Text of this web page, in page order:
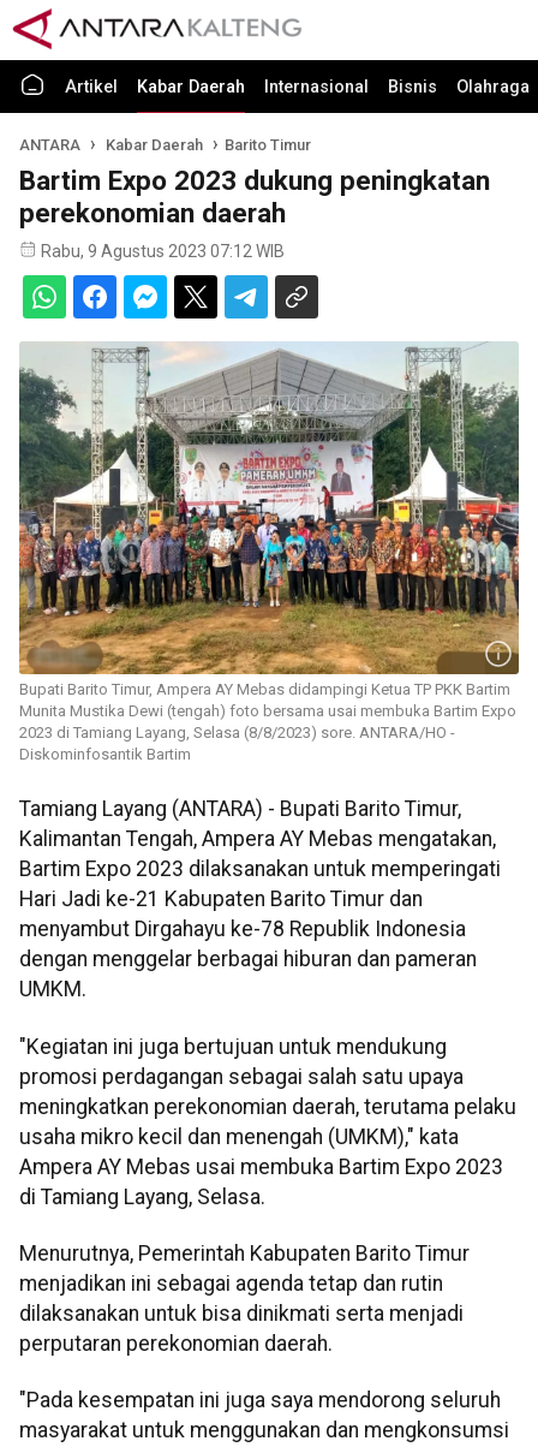
Artikel Kabar Daerah Internasional Bisnis Olahraga
ANTARA Kabar Daerah Barito Timur
Bartim Expo 2023 dukung peningkatan
perekonomian daerah
Rabu, 9 Agustus 2023 07:12 WIB
Bupati Barito Timur, Ampera AY Mebas didampingi Ketua TP PKK Bartim
Munita Mustika Dewi (tengah) foto bersama usai membuka Bartim Expo
2023 di Tamiang Layang, Selasa (8/8/2023) sore. ANTARA/HO -
Diskominfosantik Bartim
Tamiang Layang (ANTARA) - Bupati Barito Timur,
Kalimantan Tengah, Ampera AY Mebas mengatakan,
Bartim Expo 2023 dilaksanakan untuk memperingati
Hari Jadi ke-21 Kabupaten Barito Timur dan
menyambut Dirgahayu ke-78 Republik Indonesia
dengan menggelar berbagai hiburan dan pameran
UMKM.
"Kegiatan ini juga bertujuan untuk mendukung
promosi perdagangan sebagai salah satu upaya
meningkatkan perekonomian daerah, terutama pelaku
usaha mikro kecil dan menengah (UMKM)," kata
Ampera AY Mebas usai membuka Bartim Expo 2023
di Tamiang Layang, Selasa.
Menurutnya, Pemerintah Kabupaten Barito Timur
menjadikan ini sebagai agenda tetap dan rutin
dilaksanakan untuk bisa dinikmati serta menjadi
perputaran perekonomian daerah.
"Pada kesempatan ini juga saya mendorong seluruh
masyarakat untuk menggunakan dan mengkonsumsi